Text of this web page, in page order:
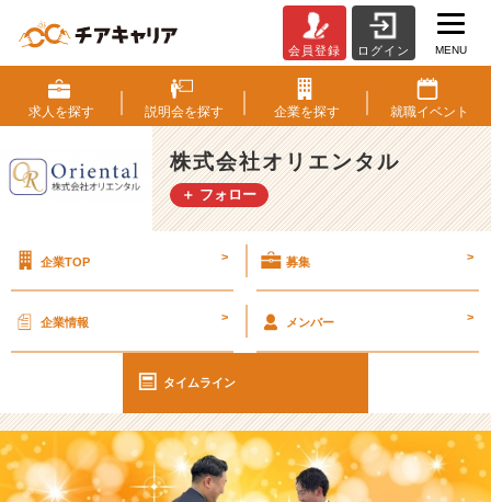
島》
広
島
店
今
年
昇
【株
式
社
オ
リ
エ
会員登録 ログイン MENU
求人を探す 説明会を探す 企業を探す 就職イベント
株式会社オリエンタル
＋ フォロー
企業TOP > 募集 >
企業情報 > メンバー >
タイムライン